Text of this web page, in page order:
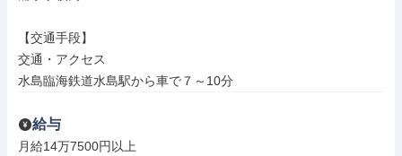
【交通手段】
交通・アクセス
水島臨海鉄道水島駅から車で７～10分
給与
月給14万7500円以上